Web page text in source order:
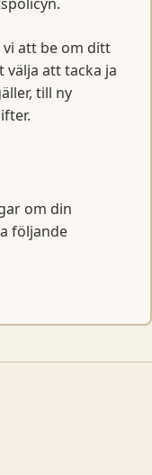
att be om ditt
att tacka ja
till ny
om din
följande